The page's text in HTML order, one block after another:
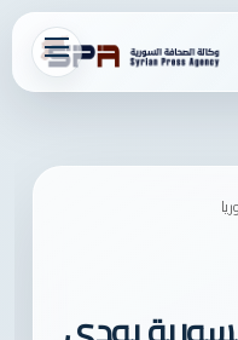
القائمة